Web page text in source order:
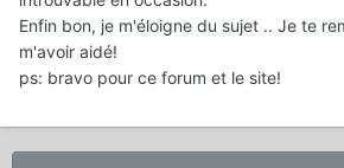
Enfin bon, je m'éloigne du sujet .. Je te
m'avoir aidé!
ps: bravo pour ce forum et le site!